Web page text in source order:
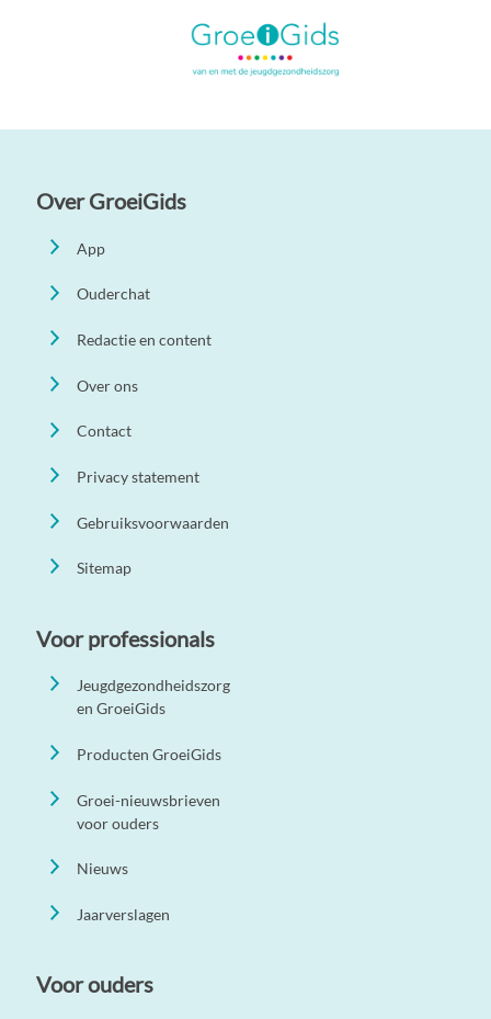
Over GroeiGids
App
Ouderchat
Redactie en content
Over ons
Contact
Privacy statement
Gebruiksvoorwaarden
Sitemap
Voor professionals
Jeugdgezondheidszorg
en GroeiGids
Producten GroeiGids
Groei-nieuwsbrieven
voor ouders
Nieuws
Jaarverslagen
Voor ouders